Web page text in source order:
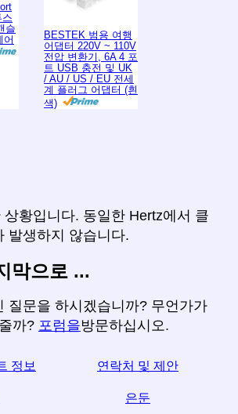
슬
어
BESTEK 범용 여행
어댑터 220V ~ 110V
전압 변환기, 6A 4 포
트 USB 충전 및 UK
/ AU / US / EU 전세
계 플러그 어댑터 (흰
색)
상황입니다. 동일한 Hertz에서 클
발생하지 않습니다.
막으로 ...
질문을 하시겠습니까? 무언가가
까? 포럼을방문하십시오.
정보 연락처 및 제안
은둔